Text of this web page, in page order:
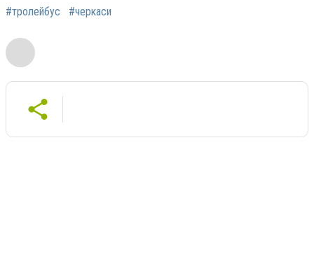
#тролейбус #черкаси